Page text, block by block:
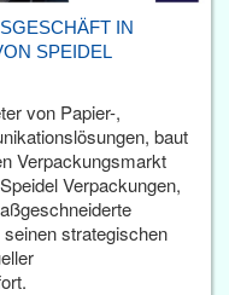
IN
SPEIDEL
von Papier-,
baut
Verpackungsmarkt
Verpackungen,
strategischen